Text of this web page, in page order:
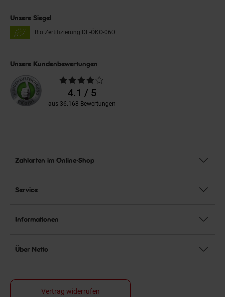
Unsere Siegel
Bio Zertifizierung DE-ÖKO-060
Unsere Kundenbewertungen
Durchschnittliche
Bewertungen4.1 / 5
aus 36.168 Bewertungen
Zahlarten im Online-Shop
Service
Informationen
Über Netto
Vertrag widerrufen